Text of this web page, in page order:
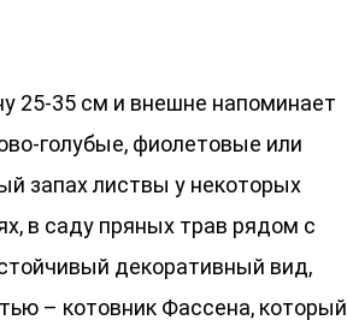
25-35 см и внешне напоминает
голубые, фиолетовые или
запах листвы у некоторых
в саду пряных трав рядом с
декоративный вид,
– котовник Фассена, который